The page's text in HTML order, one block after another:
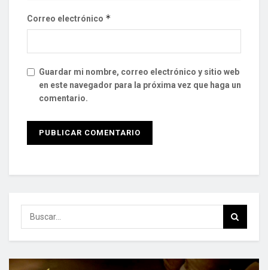
Correo electrónico *
Guardar mi nombre, correo electrónico y sitio web
en este navegador para la próxima vez que haga un
comentario.